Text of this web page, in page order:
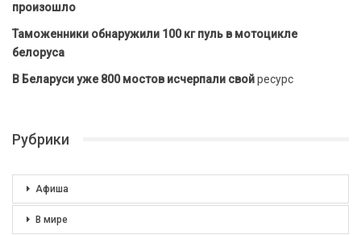
произошло
Таможенники обнаружили 100 кг пуль в мотоцикле
белоруса
В Беларуси уже 800 мостов исчерпали свойресурс
Рубрики
Афиша
В мире